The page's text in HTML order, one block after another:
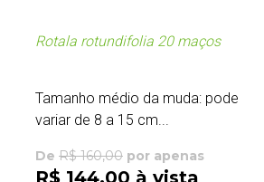
Rotala rotundifolia 20 maços
Tamanho médio da muda: pode
variar de 8 a 15 cm...
De R$ 160,00por apenas
R$ 144,00 à vista